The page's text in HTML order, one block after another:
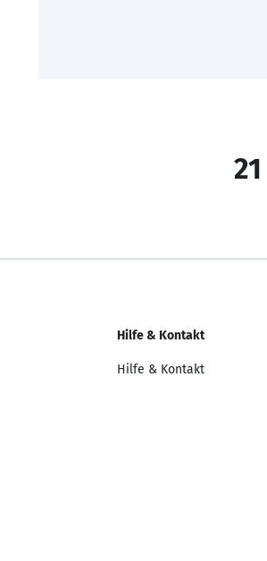
Hilfe & Kontakt
Hilfe & Kontakt